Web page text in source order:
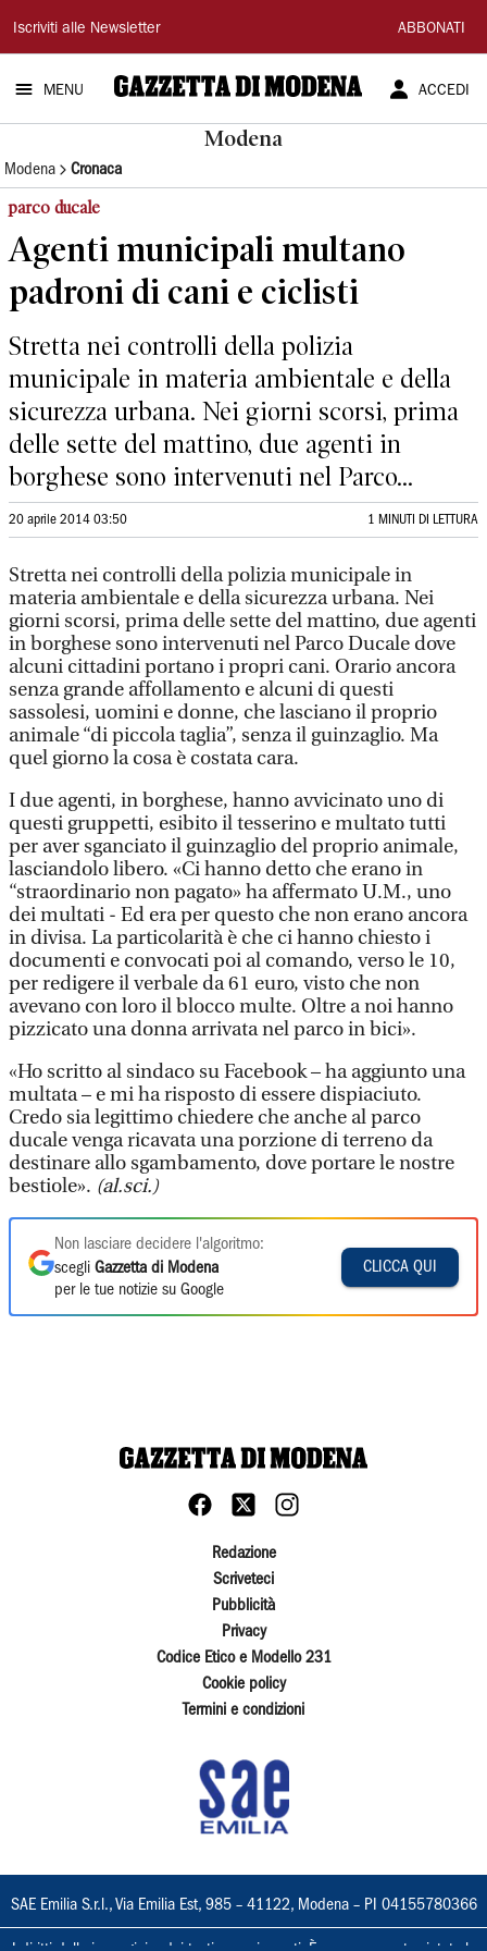
Gazzetta
di
Modena
Iscriviti alle Newsletter ABBONATI
MENU ACCEDI
Modena
Modena Cronaca
parco ducale
Agenti municipali multano
padroni di cani e ciclisti
Stretta nei controlli della polizia
municipale in materia ambientale e della
sicurezza urbana. Nei giorni scorsi, prima
delle sette del mattino, due agenti in
borghese sono intervenuti nel Parco...
20 aprile 2014 03:50 1 MINUTI DI LETTURA
Stretta nei controlli della polizia municipale in
materia ambientale e della sicurezza urbana. Nei
giorni scorsi, prima delle sette del mattino, due agenti
in borghese sono intervenuti nel Parco Ducale dove
alcuni cittadini portano i propri cani. Orario ancora
senza grande affollamento e alcuni di questi
sassolesi, uomini e donne, che lasciano il proprio
animale “di piccola taglia”, senza il guinzaglio. Ma
quel giorno la cosa è costata cara.
I due agenti, in borghese, hanno avvicinato uno di
questi gruppetti, esibito il tesserino e multato tutti
per aver sganciato il guinzaglio del proprio animale,
lasciandolo libero. «Ci hanno detto che erano in
“straordinario non pagato» ha affermato U.M., uno
dei multati - Ed era per questo che non erano ancora
in divisa. La particolarità è che ci hanno chiesto i
documenti e convocati poi al comando, verso le 10,
per redigere il verbale da 61 euro, visto che non
avevano con loro il blocco multe. Oltre a noi hanno
pizzicato una donna arrivata nel parco in bici».
«Ho scritto al sindaco su Facebook – ha aggiunto una
multata – e mi ha risposto di essere dispiaciuto.
Credo sia legittimo chiedere che anche al parco
ducale venga ricavata una porzione di terreno da
destinare allo sgambamento, dove portare le nostre
bestiole». (al.sci.)
Non lasciare decidere l'algoritmo:
scegli Gazzetta di Modena
per le tue notizie su Google
CLICCA QUI
Redazione
Scriveteci
Pubblicità
Privacy
Codice Etico e Modello 231
Cookie policy
Termini e condizioni
SAE Emilia S.r.l., Via Emilia Est, 985 – 41122, Modena – PI 04155780366